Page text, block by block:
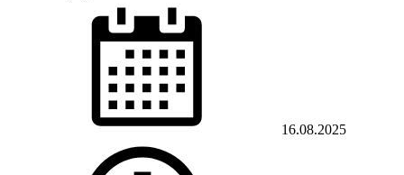
16.08.2025